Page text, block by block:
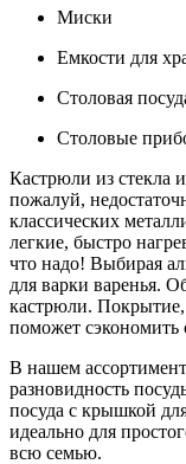
Миски
Емкости для
Столовая
Столовые
Кастрюли из стекла
пожалуй,
классических
легкие, быстро
что надо! Выбирая
для варки варенья.
кастрюли. Покрытие,
поможет сэкономить
В нашем
разновидность
посуда с крышкой
идеально для
всю семью.